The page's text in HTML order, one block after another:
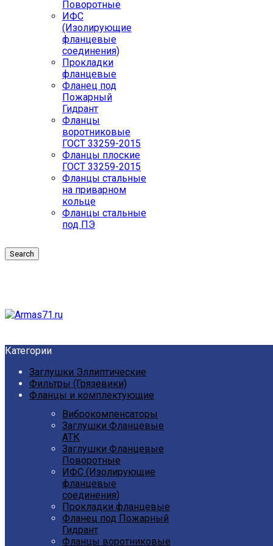
Поворотные
ИФС
(Изолирующие
фланцевые
соединения)
Прокладки
фланцевые
Фланец под
Пожарный
Гидрант
Фланцы
воротниковые
ГОСТ 33259-2015
Фланцы плоские
ГОСТ 33259-2015
Фланцы стальные
на приварном
кольце
Фланцы стальные
под ПЭ
Search
Категории
Заглушки Эллиптические
Фильтры (Грязевики)
Фланцы и комплектующие
Виброкомпенсаторы
Заглушки Фланцевые
АТК
Заглушки Фланцевые
Поворотные
ИФС (Изолирующие
фланцевые
соединения)
Прокладки фланцевые
Фланец под Пожарный
Гидрант
Фланцы воротниковые